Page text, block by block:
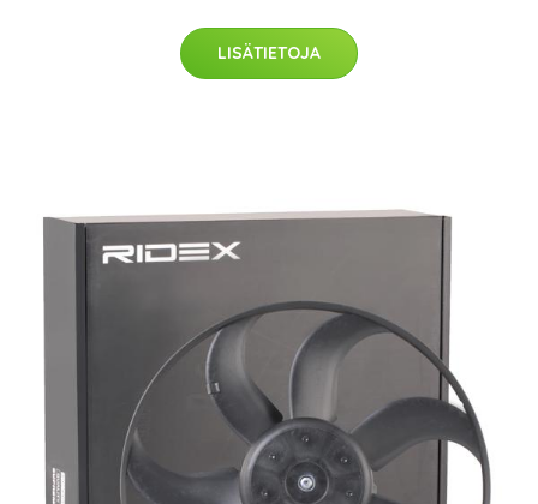
LISÄTIETOJA